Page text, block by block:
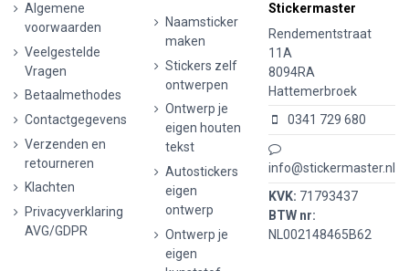
Algemene
voorwaarden
Veelgestelde
Vragen
Betaalmethodes
Contactgegevens
Verzenden en
retourneren
Klachten
Privacyverklaring
AVG/GDPR
Naamsticker
maken
Stickers zelf
ontwerpen
Ontwerp je
eigen houten
tekst
Autostickers
eigen
ontwerp
Ontwerp je
eigen
Stickermaster
Rendementstraat
11A
8094RA
Hattemerbroek
0341 729 680
info@stickermaster.nl
KVK: 71793437
BTW nr:
NL002148465B62